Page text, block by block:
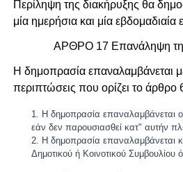
Περίληψη της διακήρυξης θα
μία ημερήσια και μία εβδομαδιαία
ΑΡΘΡΟ 17 Επανάληψη
Η δημοπρασία επαναλαμβάνεται
περιπτώσεις που ορίζει το
Η δημοπρασία επαναλαμβάνεται
εάν δεν παρουσιασθεί κατ" αυτήν
Η δημοπρασία επαναλαμβάνεται
Δημοτικού ή Κοινοτικού Συμβουλίου